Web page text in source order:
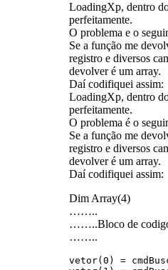
LoadingXp, dentro
perfeitamente.
O problema e o
Se a função me
registro e diversos
devolver é um array.
Daí codifiquei assim:
LoadingXp, dentro
perfeitamente.
O problema é o
Se a função me
registro e diversos
devolver é um array.
Daí codifiquei assim:
Dim Array(4)
……..
……..Bloco de
……..
vetor(0) =